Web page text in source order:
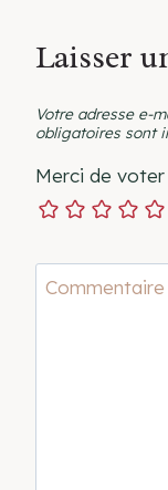
Laisser
Votre adresse e-
obligatoires sont
Merci de voter
Commentaire